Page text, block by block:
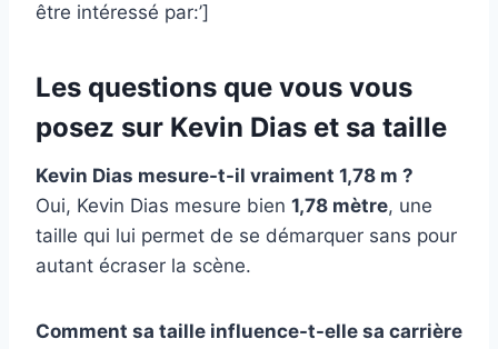
être intéressé par:’]
Les questions que vous vous
posez sur Kevin Dias et sa taille
Kevin Dias mesure-t-il vraiment 1,78 m ?
Oui, Kevin Dias mesure bien 1,78 mètre, une
taille qui lui permet de se démarquer sans pour
autant écraser la scène.
Comment sa taille influence-t-elle sa carrière